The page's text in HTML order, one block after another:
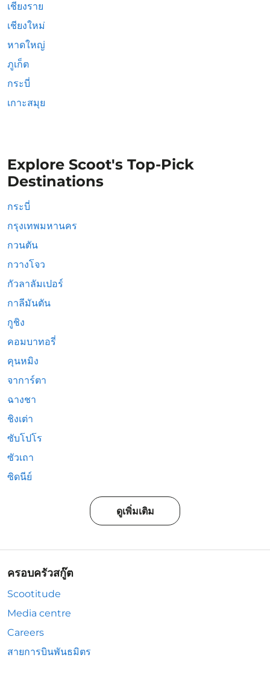
เชียงราย
เชียงใหม่
หาดใหญ่
ภูเก็ต
กระบี่
เกาะสมุย
Explore Scoot's Top-Pick
Destinations
กระบี่
กรุงเทพมหานคร
กวนตัน
กวางโจว
กัวลาลัมเปอร์
กาลีมันตัน
กูชิง
คอมบาทอรี่
คุนหมิง
จาการ์ตา
ฉางชา
ชิงเต่า
ซับโปโร
ซัวเถา
ซิดนีย์
ดูเพิ่มเติม
ครอบครัวสกู๊ต
Scootitude
Media centre
Careers
สายการบินพันธมิตร